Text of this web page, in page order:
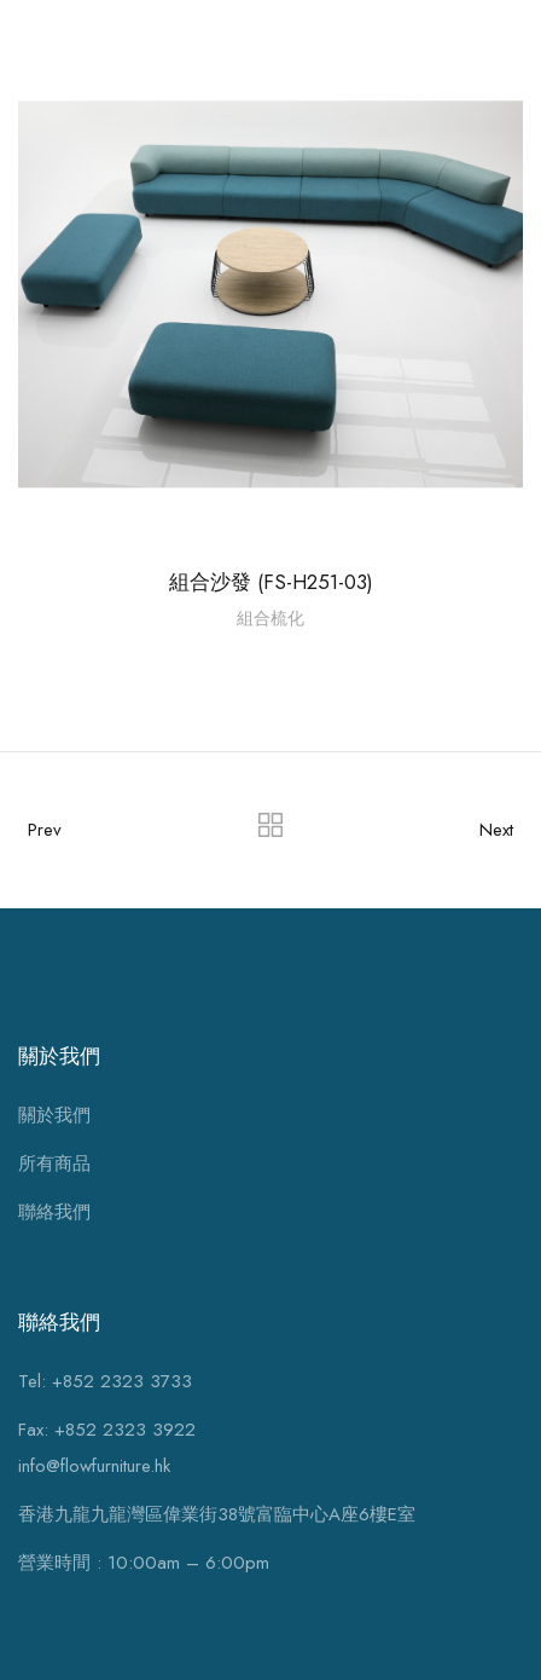
組合沙發 (FS-H251-03)
組合梳化
Prev Next
關於我們
關於我們
所有商品
聯絡我們
聯絡我們
Tel: +852 2323 3733
Fax: +852 2323 3922
info@flowfurniture.hk
香港九龍九龍灣區偉業街38號富臨中心A座6樓E室
營業時間 : 10:00am – 6:00pm